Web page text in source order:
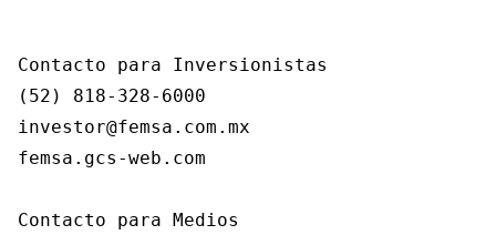
Contacto para Inversionistas
(52) 818-328-6000
investor@femsa.com.mx
femsa.gcs-web.com
Contacto para Medios